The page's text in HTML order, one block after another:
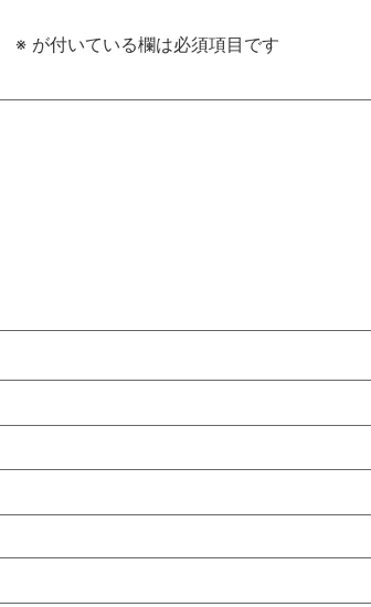
※ が付いている欄は必須項目です